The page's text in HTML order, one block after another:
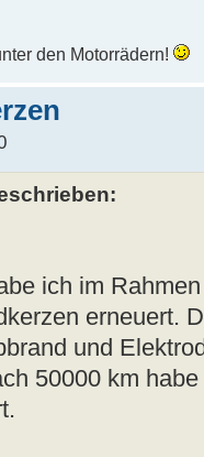
den Motorrädern!
ich im
erneuert.
und
50000 km